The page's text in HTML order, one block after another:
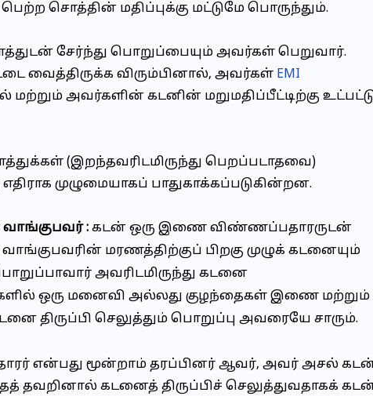
சொத்தின் மதிப்புக்கு மட்டுமே பொருந்தும்.
சேர்ந்து பொறுப்பையும் அவர்கள் பெறுவார்.
வைத்திருக்க விரும்பினால், அவர்கள் EMI
அவர்களின் கடனின் மறுமதிப்பீட்டிற்கு
(இறந்தவரிடமிருந்து பெறப்படாதவை)
முழுமையாகப் பாதுகாக்கப்படுகின்றன.
: கடன் ஒரு இணை விண்ணப்பதாரருடன்
மரணத்திற்குப் பிறகு முழுக் கடனையும்
அவரிடமிருந்து கடனை
ஒரு மனைவி அல்லது குழந்தைகள் இணை மற்றும்
திருப்பி செலுத்தும் பொறுப்பு அவரையே சாரும்.
என்பது மூன்றாம் தரப்பினர் ஆவர், அவர் அசல்
தவறினால் கடனைத் திருப்பிச் செலுத்துவதாகக்